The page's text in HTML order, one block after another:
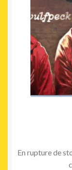
En rupture de